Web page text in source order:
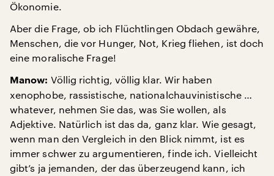
Ökonomie.
Aber die Frage, ob ich Flüchtlingen Obdach gewähre,
Menschen, die vor Hunger, Not, Krieg fliehen, ist doch
eine moralische Frage!
Manow: Völlig richtig, völlig klar. Wir haben
xenophobe, rassistische, nationalchauvinistische …
whatever, nehmen Sie das, was Sie wollen, als
Adjektive. Natürlich ist das da, ganz klar. Wie gesagt,
wenn man den Vergleich in den Blick nimmt, ist es
immer schwer zu argumentieren, finde ich. Vielleicht
gibt’s ja jemanden, der das überzeugend kann, ich